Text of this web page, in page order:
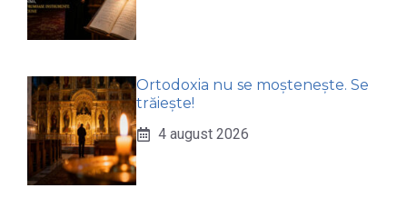
Ortodoxia nu se moștenește. Se
trăiește!
4 august 2026